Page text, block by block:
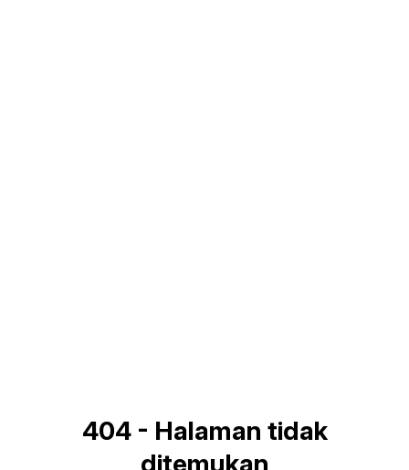
404- Halaman tidak
ditemukan